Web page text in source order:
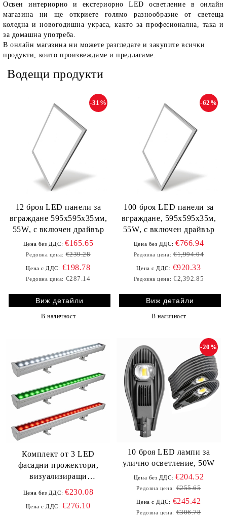
Освен интериорно и екстериорно LED осветление в онлайн
магазина ни ще откриете голямо разнообразие от светеща
коледна и новогодишна украса, както за професионална, така и
за домашна употреба.
В онлайн магазина ни можете разгледате и закупите всички
продукти, които произвеждаме и предлагаме.
Водещи продукти
12 броя LED панели за
вграждане 595х595х35мм,
55W, с включен драйвър
-31%
Цена без ДДС: €165.65
Редовна цена: €239.28
Цена с ДДС: €198.78
Редовна цена: €287.14
Виж детайли
В наличност
100 броя LED панели за
вграждане, 595х595х35м,
55W, с включен драйвър
-62%
Цена без ДДС: €766.94
Редовна цена: €1,994.04
Цена с ДДС: €920.33
Редовна цена: €2,392.85
Виж детайли
В наличност
Комплект от 3 LED
фасадни прожектори,
визуализиращи
българското знаме
Цена без ДДС: €230.08
Цена с ДДС: €276.10
10 броя LED лампи за
улично осветление, 50W
-20%
Цена без ДДС: €204.52
Редовна цена: €255.65
Цена с ДДС: €245.42
Редовна цена: €306.78